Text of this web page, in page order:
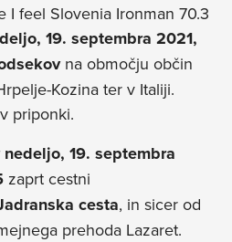
I feel Slovenia Ironman 70.3
19. septembra 2021,
na območju občin
Kozina ter v Italiji.
priponki.
nedeljo, 19. septembra
zaprt cestni
cesta, in sicer od
prehoda Lazaret.